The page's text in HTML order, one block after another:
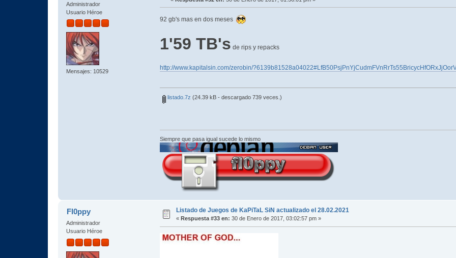
Administrador
Usuario Héroe
Mensajes: 10529
92 gb's mas en dos meses
1'59 TB's de rips y repacks
http://www.kapitalsin.com/zerobin/
listado.7z (24.39 kB - descargado 739 veces.)
Siempre que pasa igual sucede lo mismo
Fl0ppy
Administrador
Usuario Héroe
Listado de Juegos de KaPiTaL SiN actualizado el 28.02.2021
« Respuesta #33 en: 30 de Enero de 2017, 03:02:57 pm »